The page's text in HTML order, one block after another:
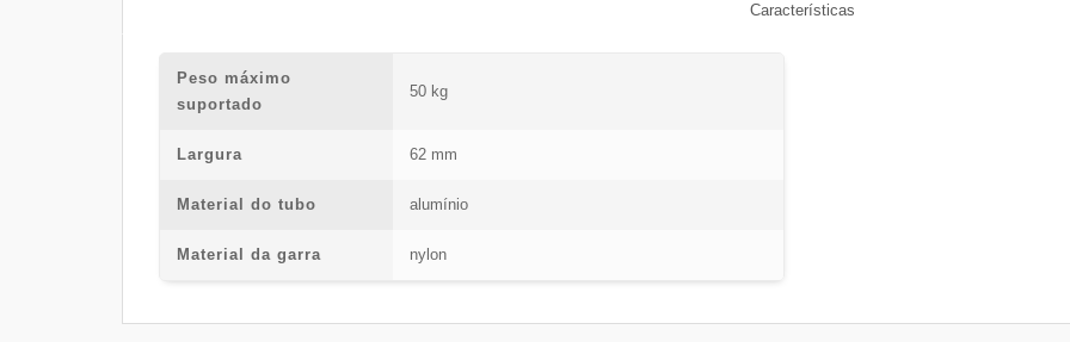
Características
Peso máximo
suportado
50 kg
Largura 62 mm
Material do tubo alumínio
Material da garra nylon